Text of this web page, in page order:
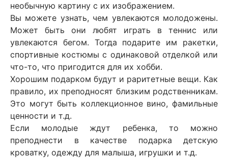
необычную картину с их изображением.
Вы можете узнать, чем увлекаются молодожены.
Может быть они любят играть в теннис или
увлекаются бегом. Тогда подарите им ракетки,
спортивные костюмы с одинаковой отделкой или
что-то, что пригодится для их хобби.
Хорошим подарком будут и раритетные вещи. Как
правило, их преподносят близким родственникам.
Это могут быть коллекционное вино, фамильные
ценности и т.д.
Если молодые ждут ребенка, то можно
преподнести в качестве подарка детскую
кроватку, одежду для малыша, игрушки и т.д.